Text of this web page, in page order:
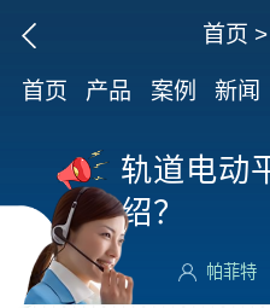
首页
首页 产品 案例 新闻
轨道电动
绍？
帕菲特